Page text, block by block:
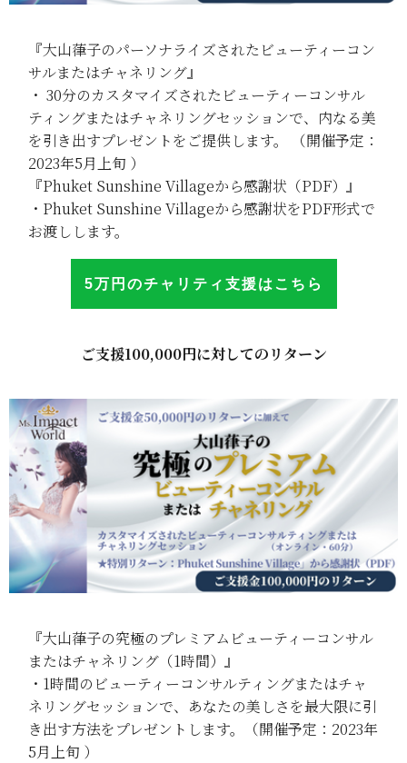
『大山葎子のパーソナライズされたビューティーコン
サルまたはチャネリング』
・ 30分のカスタマイズされたビューティーコンサル
ティングまたはチャネリングセッションで、内なる美
を引き出すプレゼントをご提供します。 （開催予定：
2023年5月上旬 ）
『Phuket Sunshine Villageから感謝状（PDF）』
・Phuket Sunshine Villageから感謝状をPDF形式で
お渡しします。
5万円のチャリテ ィ 支援はこち ら
ご支援100,000円に対してのリターン
『大山葎子の究極のプレミアムビューティーコンサル
またはチャネリング（1時間）』
・1時間のビューティーコンサルティングまたはチャ
ネリングセッションで、あなたの美しさを最大限に引
き出す方法をプレゼントします。（開催予定：2023年
5月上旬 ）